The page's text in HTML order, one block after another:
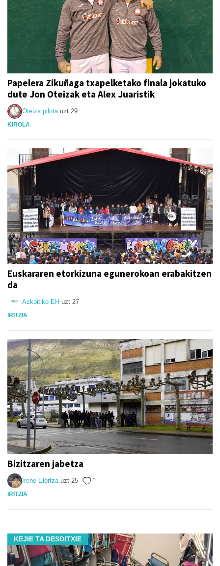
Papelera Zikuñaga txapelketako finala jokatuko
dute Jon Oteizak eta Alex Juaristik
Oteiza pilota uzt 29
KIROLA
Euskararen etorkizuna egunerokoan erabakitzen
da
Azkoitiko EH uzt 27
IRITZIA
Bizitzaren jabetza
Irene Elortza uzt 25 1
IRITZIA
KEJIE TA DESDITXIE